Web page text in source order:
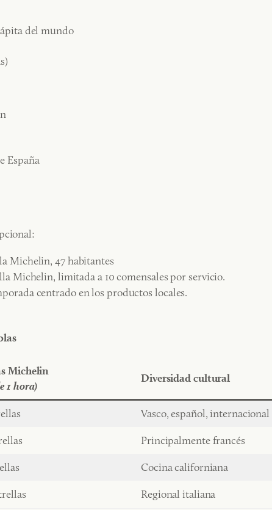
del mundo
España
Michelin, 47 habitantes
Michelin, limitada a 10 comensales por servicio.
centrado en los productos locales.
Michelin
1 hora)
Diversidad cultural
Vasco, español, internacional
Principalmente francés
Cocina californiana
Regional italiana